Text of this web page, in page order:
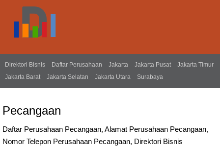
Direktori Bisnis Daftar Perusahaan Jakarta Jakarta Pusat
Jakarta Timur
Jakarta Barat
Jakarta Selatan Jakarta Utara Surabaya
Pecangaan
Daftar Perusahaan Pecangaan, Alamat Perusahaan Pecangaan,
Nomor Telepon Perusahaan Pecangaan, Direktori Bisnis